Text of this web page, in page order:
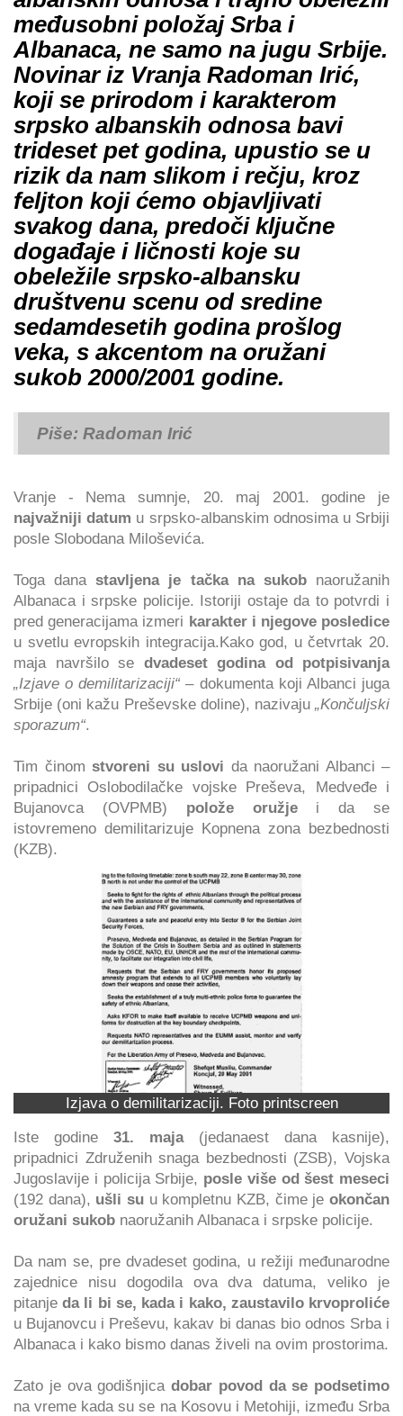
međusobni položaj Srba i
Albanaca, ne samo na jugu Srbije.
Novinar iz Vranja Radoman Irić,
koji se prirodom i karakterom
srpsko albanskih odnosa bavi
trideset pet godina, upustio se u
rizik da nam slikom i rečju, kroz
feljton koji ćemo objavljivati
svakog dana, predoči ključne
događaje i ličnosti koje su
obeležile srpsko-albansku
društvenu scenu od sredine
sedamdesetih godina prošlog
veka, s akcentom na oružani
sukob 2000/2001 godine.
Piše: Radoman Irić
Vranje - Nema sumnje, 20. maj 2001. godine je
najvažniji datum u srpsko-albanskim odnosima u Srbiji
posle Slobodana Miloševića.
Toga danastavljena je tačka na sukobnaoružanih
Albanaca i srpske policije. Istoriji ostaje da to potvrdi i
pred generacijama izmeri karakter i njegove posledice
u svetlu evropskih integracija.Kako god, u četvrtak 20.
maja navršilo se dvadeset godina od potpisivanja
„Izjave o demilitarizaciji“ – dokumenta koji Albanci juga
Srbije (oni kažu Preševske doline), nazivaju „Končuljski
sporazum“.
Tim činom stvoreni su uslovi da naoružani Albanci –
pripadnici Oslobodilačke vojske Preševa, Medveđe i
Bujanovca (OVPMB) polože oružjei da se
istovremeno demilitarizuje Kopnena zona bezbednosti
(KZB).
Izjava o demilitarizaciji. Foto printscreen
Iste godine 31. maja(jedanaest dana kasnije),
pripadnici Združenih snaga bezbednosti (ZSB), Vojska
Jugoslavije i policija Srbije, posle više od šest meseci
(192 dana), ušli su u kompletnu KZB, čime jeokončan
oružani sukob naoružanih Albanaca i srpske policije.
Da nam se, pre dvadeset godina, u režiji međunarodne
zajednice nisu dogodila ova dva datuma, veliko je
pitanjeda li bi se, kada i kako, zaustavilo krvoproliće
u Bujanovcu i Preševu, kakav bi danas bio odnos Srba i
Albanaca i kako bismo danas živeli na ovim prostorima.
Zato je ova godišnjica dobar povod da se podsetimo
na vreme kada su se na Kosovu i Metohiji, između Srba